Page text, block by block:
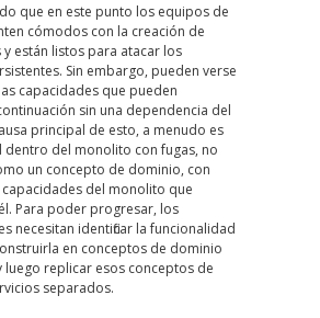
que en este punto los equipos de
cómodos con la creación de
están listos para atacar los
Sin embargo, pueden verse
capacidades que pueden
sin una dependencia del
principal de esto, a menudo es
dentro del monolito con fugas, no
un concepto de dominio, con
capacidades del monolito que
Para poder progresar, los
necesitan identificar la funcionalidad
en conceptos de dominio
luego replicar esos conceptos de
separados.